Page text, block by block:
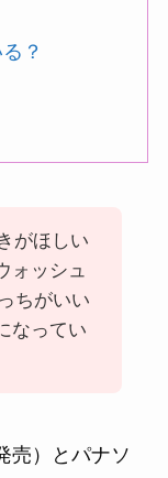
？
がほしい
ォッシュ
ちがいい
なってい
売）とパナソ